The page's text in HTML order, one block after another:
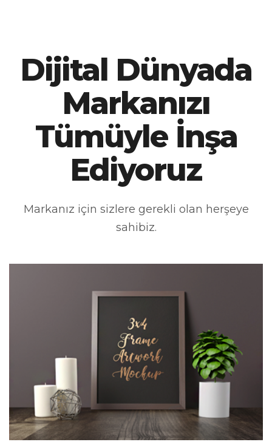
Dijital Dünyada
Markanızı
Tümüyle İnşa
Ediyoruz
Markanız için sizlere gerekli olan herşeye
sahibiz.